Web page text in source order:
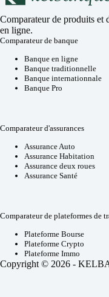
Comparateur de produits et
en ligne.
Comparateur de banque
Banque en ligne
Banque traditionnelle
Banque internationnale
Banque Pro
Comparateur d'assurances
Assurance Auto
Assurance Habitation
Assurance deux roues
Assurance Santé
Comparateur de plateformes de
Plateforme Bourse
Plateforme Crypto
Plateforme Immo
Copyright © 2026 -